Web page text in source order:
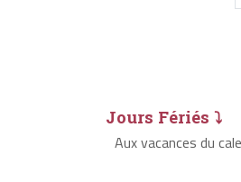
Jours Fériés ⤵
Aux vacances du